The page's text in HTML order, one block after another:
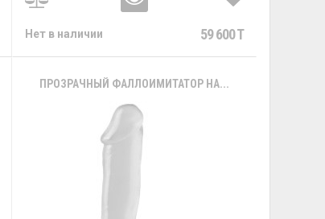
Нет в наличии 59 600 T
ПРОЗРАЧНЫЙ ФАЛЛОИМИТАТОР НА...